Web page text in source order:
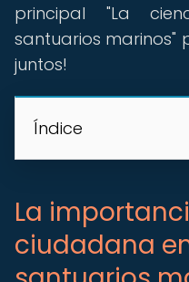
principal "La
santuarios marinos"
juntos!
Índice
La
ciudadana